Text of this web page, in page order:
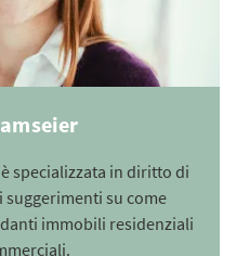
specializzata in diritto di
su come
immobili residenziali